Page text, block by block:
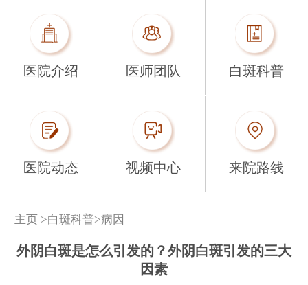
医院介绍 医师团队 白斑科普
医院动态 视频中心 来院路线
主页 >白斑科普>病因
外阴白斑是怎么引发的？外阴白斑引发的三大
因素